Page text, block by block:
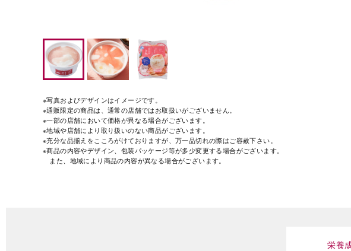
※写真およびデザインはイメージです。
※通販限定の商品は、通常の店舗ではお取扱いがございません。
※一部の店舗において価格が異なる場合がございます。
※地域や店舗により取り扱いのない商品がございます。
※充分な品揃えをこころがけておりますが、万一品切れの際はご容赦下さい。
※商品の内容やデザイン、包装パッケージ等が多少変更する場合がございます。
また、地域により商品の内容が異なる場合がございます。
栄養